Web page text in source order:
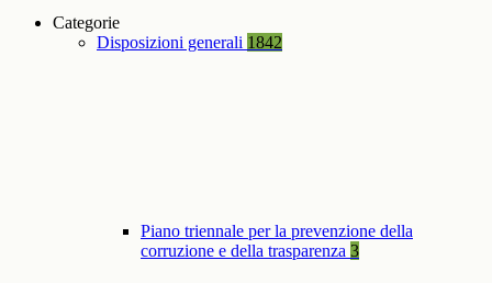
Categorie
Disposizioni generali 1842
Piano triennale per la prevenzione della
corruzione e della trasparenza 3